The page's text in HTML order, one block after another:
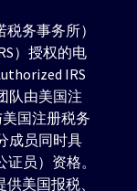
税务事务所）
）授权的电
IRS
队由美国注
国注册税务
成员同时具
员）资格。
美国报税、